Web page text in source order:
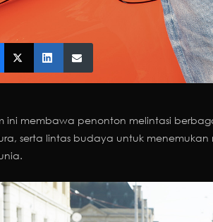
ini membawa penonton melintasi
serta lintas budaya untuk